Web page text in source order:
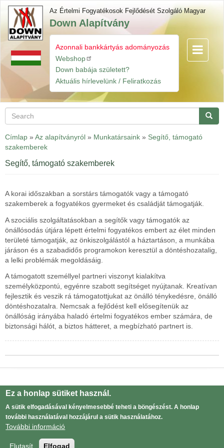
Skip
main
content
Az Értelmi Fogyatékosok Fejlődését Szolgáló Magyar
Down Alapítvány
Gyorslinkek
Azonnali bankkártyás adományozás
Webshop
Down babája született?
Aktuális hírlevelünk / Feliratkozás
Toggle
Search
Címlap » Az alapítványról » Munkatársaink » Segítő, támogató
szakemberek
Segítő, támogató szakemberek
A korai időszakban a sorstárs támogatók vagy a támogató
szakemberek a fogyatékos gyermeket és családját támogatják.
A szociális szolgáltatásokban a segítők vagy támogatók az
önállósodás útjára lépett értelmi fogyatékos embert az élet minden
területé támogatják, az önkiszolgálástól a háztartáson, a munkába
járáson és a szabadidős programokon keresztül a döntéshozatalig,
a lelki problémák megoldásáig.
A támogatott személlyel partneri viszonyt kialakítva
személyközpontú, egyénre szabott segítséget nyújtanak. Kreatívan
fejlesztik és veszik rá támogatottjukat az önálló ténykedésre, önálló
döntéshozatalra. Nemcsak a fejlődést kell elősegítenük az
önállóság irányába haladó értelmi fogyatékos ember számára, de
biztonsági hálót, a biztos hátteret, a megbízható partnert is.
Powered by
Lábléc
menü
Adatvédelmi tájékoztató
User
Ez a honlap sütiket használ.
A sütik elfogadásával kényelmesebbé teheti a böngészést. A honlap
további használatával hozzájárul a sütik használatához.
További információ
Elutasít Elfogad